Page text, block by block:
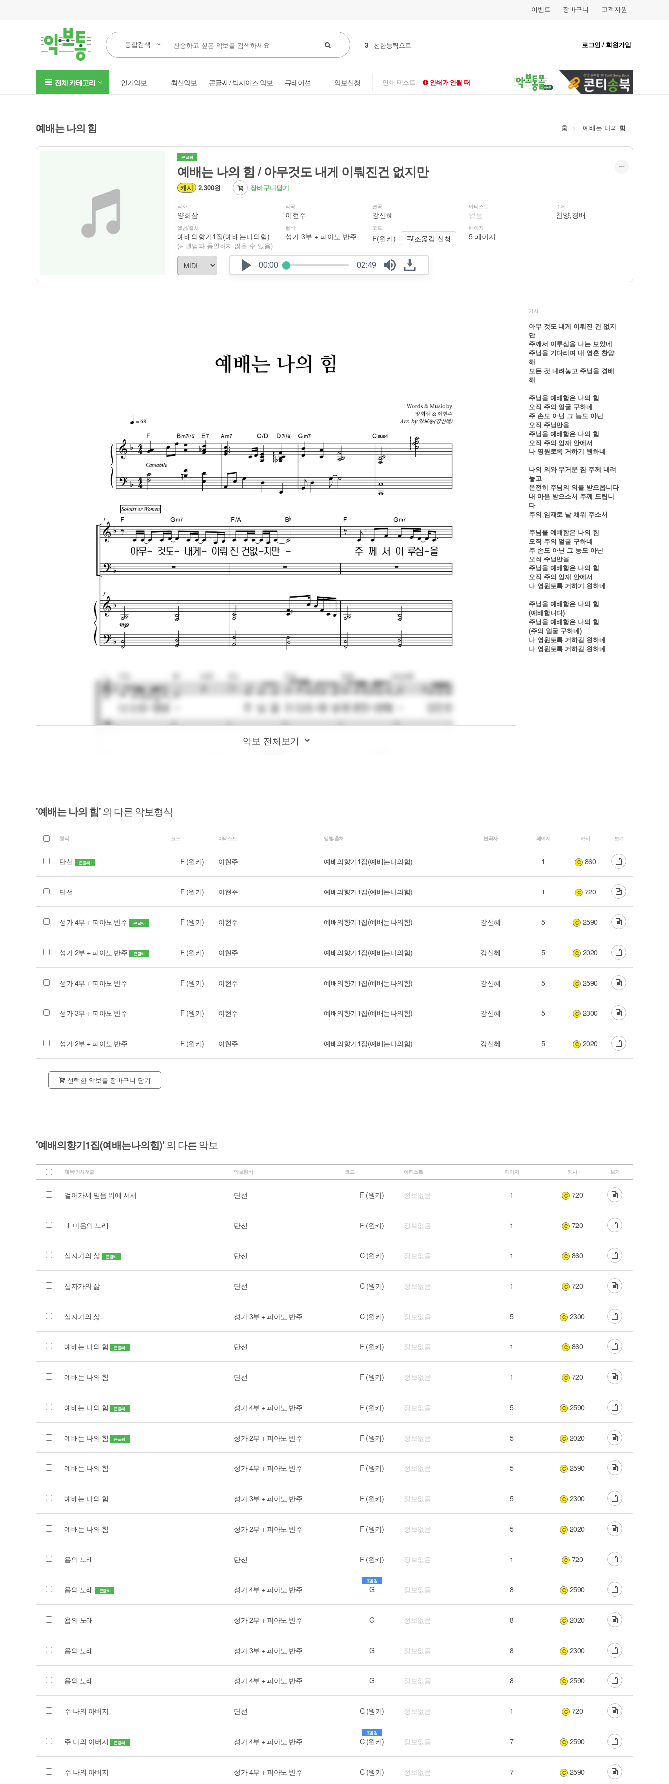
이벤트 장바구니 고객지원
통합검색 4 꽃들도 로그인 / 회원가입
전체 카테고리 인기악보 최신악보 큰글씨 / 빅사이즈 악보 큐레이션 악보신청 인쇄 테스트 인쇄가 안될 때
예배는 나의 힘 홈 예배는 나의 힘
큰글씨
예배는 나의 힘 / 아무것도 내게 이뤄진건 없지만
캐시 2,300원 장바구니담기
작사
양희삼
앨범/출처
예배의향기1집(예배는나의힘)
(※ 앨범과 동일하지 않을 수 있음)
작곡
이현주
형식
성가 3부 + 피아노 반주
편곡
강신혜
코드
F(원키) 조옮김 신청
아티스트
없음
페이지
5 페이지
주제
찬양,경배
00:00 02:49
악보 전체보기
가사
아무 것도 내게 이뤄진 건 없지
만
주께서 이루심을 나는 보았네
주님을 기다리며 내 영혼 찬양
해
모든 것 내려놓고 주님을 경배
해
주님을 예배함은 나의 힘
오직 주의 얼굴 구하네
주 손도 아닌 그 능도 아닌
오직 주님만을
주님을 예배함은 나의 힘
오직 주의 임재 안에서
나 영원토록 거하기 원하네
나의 의와 무거운 짐 주께 내려
놓고
온전히 주님의 의를 받으옵니다
내 마음 받으소서 주께 드립니
다
주의 임재로 날 채워 주소서
주님을 예배함은 나의 힘
오직 주의 얼굴 구하네
주 손도 아닌 그 능도 아닌
오직 주님만을
주님을 예배함은 나의 힘
오직 주의 임재 안에서
나 영원토록 거하기 원하네
주님을 예배함은 나의 힘
(예배합니다)
주님을 예배함은 나의 힘
(주의 얼굴 구하네)
나 영원토록 거하길 원하네
나 영원토록 거하길 원하네
'예배는 나의 힘'의 다른 악보형식
형식 코드 아티스트 앨범/출처 편곡자 페이지 캐시 보기
단선 큰글씨 F (원키) 이현주 예배의향기1집(예배는나의힘) 1 C 860
단선 F (원키) 이현주 예배의향기1집(예배는나의힘) 1 C 720
성가 4부 + 피아노 반주 큰글씨 F (원키) 이현주 예배의향기1집(예배는나의힘) 강신혜 5 C 2590
성가 2부 + 피아노 반주 큰글씨 F (원키) 이현주 예배의향기1집(예배는나의힘) 강신혜 5 C 2020
성가 4부 + 피아노 반주 F (원키) 이현주 예배의향기1집(예배는나의힘) 강신혜 5 C 2590
성가 3부 + 피아노 반주 F (원키) 이현주 예배의향기1집(예배는나의힘) 강신혜 5 C 2300
성가 2부 + 피아노 반주 F (원키) 이현주 예배의향기1집(예배는나의힘) 강신혜 5 C 2020
선택한 악보를 장바구니 담기
'예배의향기1집(예배는나의힘)'의 다른 악보
제목/가사첫줄 악보형식 코드 아티스트 페이지 캐시 보기
걸어가세 믿음 위에 서서 단선 F (원키) 정보없음 1 C 720
내 마음의 노래 단선 F (원키) 정보없음 1 C 720
십자가의 삶 큰글씨 단선 C (원키) 정보없음 1 C 860
십자가의 삶 단선 C (원키) 정보없음 1 C 720
십자가의 삶 성가 3부 + 피아노 반주 C (원키) 정보없음 5 C 2300
예배는 나의 힘 큰글씨 단선 F (원키) 정보없음 1 C 860
예배는 나의 힘 단선 F (원키) 정보없음 1 C 720
예배는 나의 힘 큰글씨 성가 4부 + 피아노 반주 F (원키) 정보없음 5 C 2590
예배는 나의 힘 큰글씨 성가 2부 + 피아노 반주 F (원키) 정보없음 5 C 2020
예배는 나의 힘 성가 4부 + 피아노 반주 F (원키) 정보없음 5 C 2590
예배는 나의 힘 성가 3부 + 피아노 반주 F (원키) 정보없음 5 C 2300
예배는 나의 힘 성가 2부 + 피아노 반주 F (원키) 정보없음 5 C 2020
욥의 노래 단선 F (원키) 정보없음 1 C 720
욥의 노래 큰글씨 성가 4부 + 피아노 반주
조옮김
G 정보없음 8 C 2590
욥의 노래 성가 2부 + 피아노 반주 G 정보없음 8 C 2020
욥의 노래 성가 3부 + 피아노 반주 G 정보없음 8 C 2300
욥의 노래 성가 4부 + 피아노 반주 G 정보없음 8 C 2590
주 나의 아버지 단선 C (원키) 정보없음 1 C 720
주 나의 아버지 큰글씨 성가 4부 + 피아노 반주
조옮김
C (원키) 정보없음 7 C 2590
주 나의 아버지 성가 4부 + 피아노 반주 C (원키) 정보없음 7 C 2590